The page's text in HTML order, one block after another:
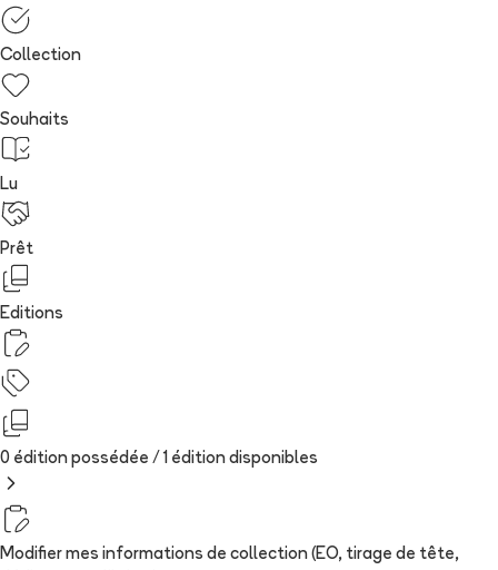
Collection
Souhaits
Lu
Prêt
Editions
0 édition possédée / 1 édition disponibles
Modifier mes informations de collection (EO, tirage de tête,